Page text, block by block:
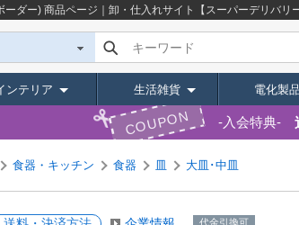
ーダー) 商品ページ｜卸・仕入れサイト【スーパーデリバリー
キーワード
ンテリア 生活雑貨 電化製品
COUPON 入会特典
食器・キッチン 食器 皿 大皿･中皿
代金引換可